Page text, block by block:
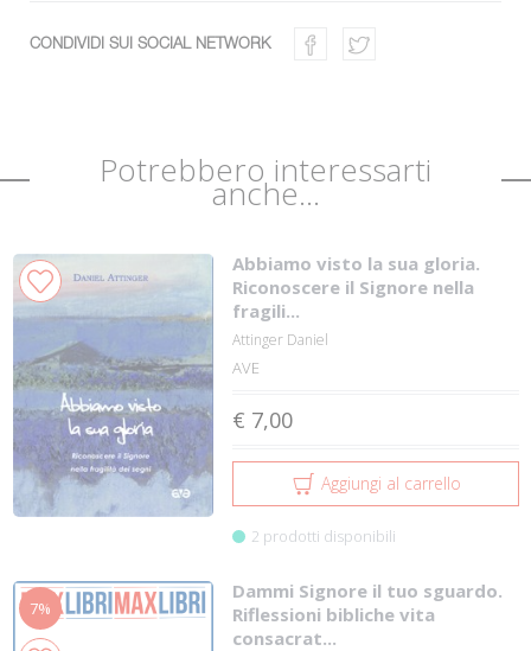
CONDIVIDI SUI SOCIAL NETWORK
Potrebbero interessarti
anche...
Abbiamo visto la sua gloria.
Riconoscere il Signore nella
fragili...
Attinger Daniel
AVE
€ 7,00
Aggiungi al carrello
2 prodotti disponibili
7%
Dammi Signore il tuo sguardo.
Riflessioni bibliche vita
consacrat...